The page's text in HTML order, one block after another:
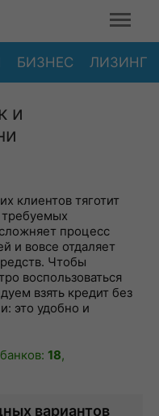
БИЗНЕС ЛИЗИНГ
и
клиентов тяготит
требуемых
процесс
и вовсе отдаляет
Чтобы
воспользоваться
взять кредит без
это удобно и
18,
вариантов